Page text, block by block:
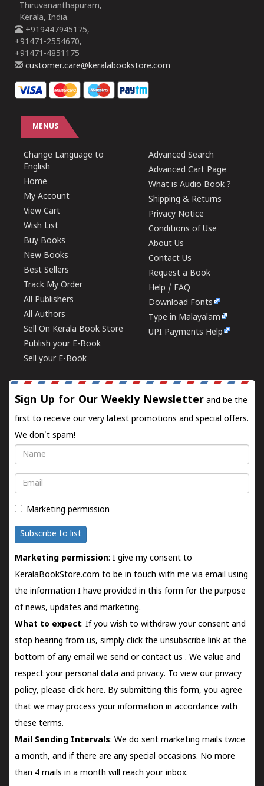
Thiruvananthapuram,
Kerala, India.
+919447945175,
+91471-2554670,
+91471-4851175
customer.care@keralabookstore.com
MENUS
Change Language to
English
Home
My Account
View Cart
Wish List
Buy Books
New Books
Best Sellers
Track My Order
All Publishers
All Authors
Sell On Kerala Book Store
Publish your E-Book
Sell your E-Book
Advanced Search
Advanced Cart Page
What is Audio Book ?
Shipping & Returns
Privacy Notice
Conditions of Use
About Us
Contact Us
Request a Book
Help / FAQ
Download Fonts
Type in Malayalam
UPI Payments Help
Sign Up for Our Weekly Newsletter and be the
first to receive our very latest promotions and special offers.
We don't spam!
Name
Email
Marketing permission
Subscribe to list
Marketing permission: I give my consent to
KeralaBookStore.com to be in touch with me via email using
the information I have provided in this form for the purpose
of news, updates and marketing.
What to expect: If you wish to withdraw your consent and
stop hearing from us, simply click the unsubscribe link at the
bottom of any email we send orcontact us . We value and
respect your personal data and privacy. To view our privacy
policy, please click here. By submitting this form, you agree
that we may process your information in accordance with
these terms.
Mail Sending Intervals: We do sent marketing mails twice
a month, and if there are any special occasions. No more
than 4 mails in a month will reach your inbox.